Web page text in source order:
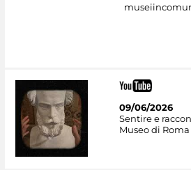
09/06/2026
Sentire e
Museo di